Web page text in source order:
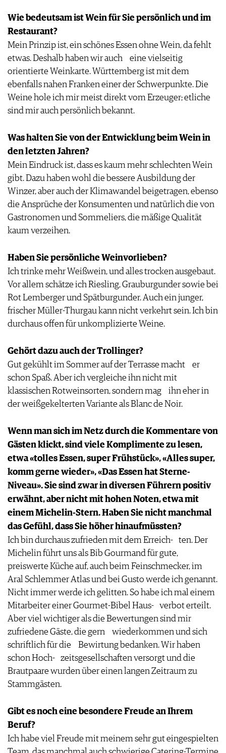
Wie bedeutsam ist Wein für Sie persönlich und im
Restaurant?
Mein Prinzip ist, ein schönes Essen ohne Wein, da fehlt
etwas. Deshalb haben wir auch eine vielseitig
orientierte Weinkarte. Württemberg ist mit dem
ebenfalls nahen Franken einer der Schwerpunkte. Die
Weine hole ich mir meist direkt vom Erzeuger; etliche
sind mir auch persönlich bekannt.
Was halten Sie von der Entwicklung beim Wein in
den letzten Jahren?
Mein Eindruck ist, dass es kaum mehr schlechten Wein
gibt. Dazu haben wohl die bessere Ausbildung der
Winzer, aber auch der Klimawandel beigetragen, ebenso
die Ansprüche der Konsumenten und natürlich die von
Gastronomen und Sommeliers, die mäßige Qualität
kaum verzeihen.
Haben Sie persönliche Weinvorlieben?
Ich trinke mehr Weißwein, und alles trocken ausgebaut.
Vor allem schätze ich Riesling, Grauburgunder sowie bei
Rot Lemberger und Spätburgunder. Auch ein junger,
frischer Müller-Thurgau kann nicht verkehrt sein. Ich bin
durchaus offen für unkomplizierte Weine.
Gehört dazu auch der Trollinger?
Gut gekühlt im Sommer auf der Terrasse macht er
schon Spaß. Aber ich vergleiche ihn nicht mit
klassischen Rotweinsorten, sondern mag ihn eher in
der weißgekelterten Variante als Blanc de Noir.
Wenn man sich im Netz durch die Kommentare von
Gästen klickt, sind viele Komplimente zu lesen,
etwa «tolles Essen, super Frühstück», «Alles super,
komm gerne wieder», «Das Essen hat Sterne-
Niveau». Sie sind zwar in diversen Führern positiv
erwähnt, aber nicht mit hohen Noten, etwa mit
einem Michelin-Stern. Haben Sie nicht manchmal
das Gefühl, dass Sie höher hinaufmüssten?
Ich bin durchaus zufrieden mit dem Erreich- ten. Der
Michelin führt uns als Bib Gourmand für gute,
preiswerte Küche auf, auch beim Feinschmecker, im
Aral Schlemmer Atlas und bei Gusto werde ich genannt.
Nicht immer werde ich gelitten. So habe ich mal einem
Mitarbeiter einer Gourmet-Bibel Haus- verbot erteilt.
Aber viel wichtiger als die Bewertungen sind mir
zufriedene Gäste, die gern wiederkommen und sich
schriftlich für die Bewirtung bedanken. Wir haben
schon Hoch- zeitsgesellschaften versorgt und die
Brautpaare wurden über einen langen Zeitraum zu
Stammgästen.
Gibt es noch eine besondere Freude an Ihrem
Beruf?
Ich habe viel Freude mit meinem sehr gut eingespielten